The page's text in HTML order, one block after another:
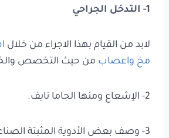
1- التدخل الجراحي
لابد من القيام بهذا الاجراء من خلال
مخ واعصاب من حيث التخصص
2- الإشعاع ومنها الجاما نايف.
3- وصف بعض الأدوية المثبتة الصناعة لبعض الحالات